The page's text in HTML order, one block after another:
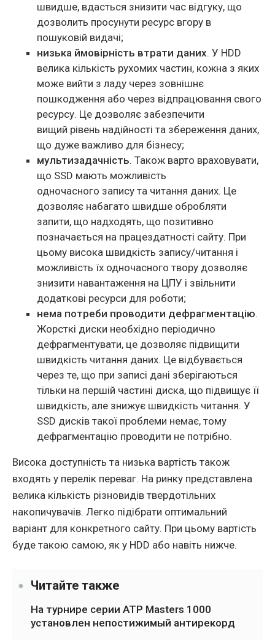
швидше, вдасться знизити час відгуку, що
дозволить просунути ресурс вгору в
пошуковій видачі;
низька ймовірність втрати даних. У HDD
велика кількість рухомих частин, кожна з яких
може вийти з ладу через зовнішнє
пошкодження або через відпрацювання свого
ресурсу. Це дозволяє забезпечити
вищий рівень надійності та збереження даних,
що дуже важливо для бізнесу;
мультизадачність. Також варто враховувати,
що SSD мають можливість
одночасного запису та читання даних. Це
дозволяє набагато швидше обробляти
запити, що надходять, що позитивно
позначається на працездатності сайту. При
цьому висока швидкість запису/читання і
можливість їх одночасного твору дозволяє
знизити навантаження на ЦПУ і звільнити
додаткові ресурси для роботи;
нема потреби проводити дефрагментацію.
Жорсткі диски необхідно періодично
дефрагментувати, це дозволяє підвищити
швидкість читання даних. Це відбувається
через те, що при записі дані зберігаються
тільки на першій частині диска, що підвищує її
швидкість, але знижує швидкість читання. У
SSD дисків такої проблеми немає, тому
дефрагментацію проводити не потрібно.
Висока доступність та низька вартість також
входять у перелік переваг. На ринку представлена ​​
велика кількість різновидів твердотільних
накопичувачів. Легко підібрати оптимальний
варіант для конкретного сайту. При цьому вартість
буде такою самою, як у HDD або навіть нижче.
Читайте также
На турнире серии ATP Masters 1000
установлен непостижимый антирекорд